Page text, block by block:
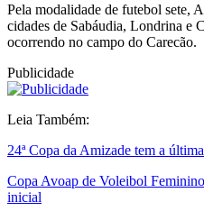
Pela modalidade de futebol sete,
cidades de Sabáudia, Londrina e
ocorrendo no campo do Carecão.
Publicidade
Leia Também:
24ª Copa da Amizade tem a
Copa Avoap de Voleibol
inicial